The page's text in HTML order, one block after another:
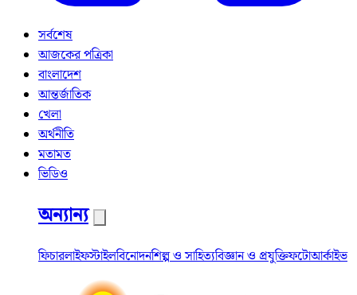
সর্বশেষ
আজকের পত্রিকা
বাংলাদেশ
আন্তর্জাতিক
খেলা
অর্থনীতি
মতামত
ভিডিও
অন্যান্য
ফিচারলাইফস্টাইলবিনোদনশিল্প ও সাহিত্যবিজ্ঞান ও প্রযুক্তিফটোআর্কাইভ